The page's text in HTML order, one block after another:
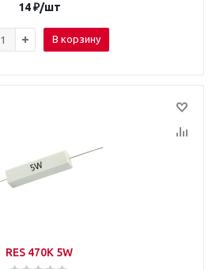
14₽/шт
В корзину
RES 470K 5W